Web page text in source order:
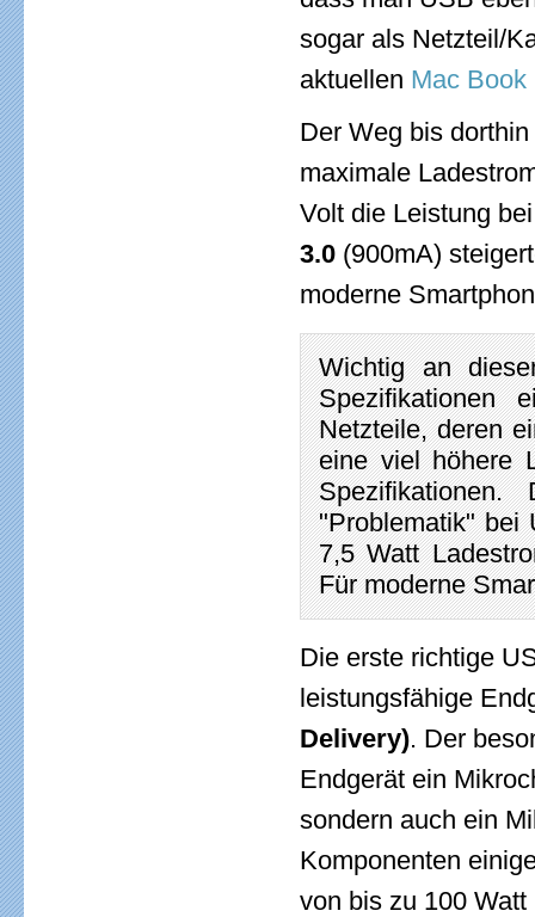
sogar als Netzteil/
aktuellen Mac Book
Der Weg bis
maximale
Volt die Leistung
3.0 (900mA)
moderne
Wichtig an
Spezifikationen
Netzteile, deren
eine viel höhere
"Problematik" bei
7,5 Watt
Für moderne
Die erste richtige
leistungsfähige
Delivery). Der
Endgerät ein
sondern auch ein
Komponenten
von bis zu 100